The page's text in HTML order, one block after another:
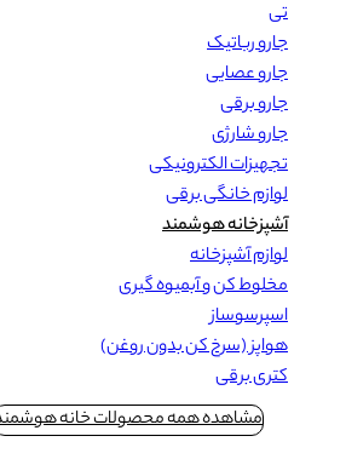
تی
جارو رباتیک
جارو عصایی
جارو برقی
جارو شارژی
تجهیزات الکترونیکی
لوازم خانگی برقی
آشپزخانه هوشمند
لوازم آشپزخانه
مخلوط کن و آبمیوه گیری
اسپرسوساز
هواپز (سرخ کن بدون روغن)
کتری برقی
مشاهده همه محصولات خانه